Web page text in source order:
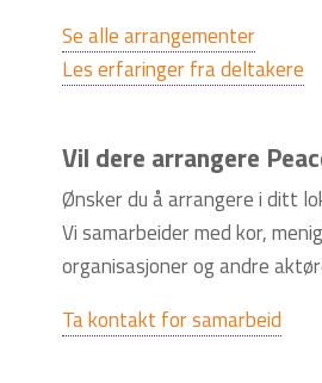
Se alle arrangementer
Les erfaringer fra deltakere
Vil dere arrangere
Ønsker du å arrangere i ditt
Vi samarbeider med kor,
organisasjoner og andre
Ta kontakt for samarbeid